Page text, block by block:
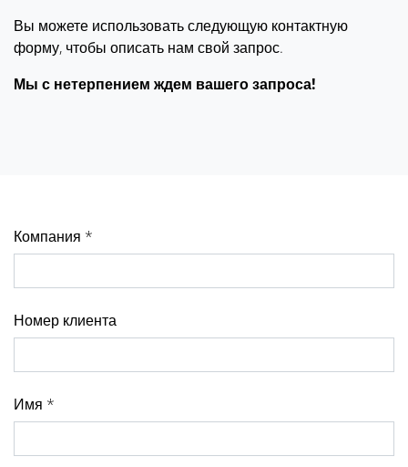
Вы можете использовать следующую контактную
форму, чтобы описать нам свой запрос.
Мы с нетерпением ждем вашего запроса!
Компания *
Номер клиента
Имя *